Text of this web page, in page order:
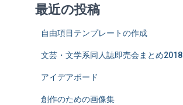
最近の投稿
自由項目テンプレートの作成
文芸・文学系同人誌即売会まとめ2018
アイデアボード
創作のための画像集